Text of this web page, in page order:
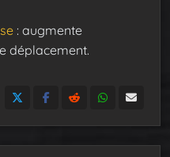
: augmente
déplacement.